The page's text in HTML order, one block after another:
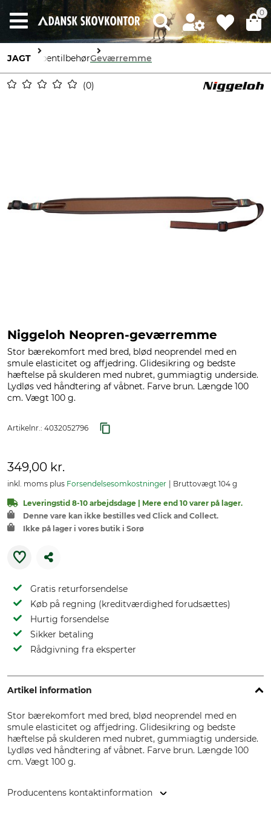
0
JAGT VåbentilbehørGeværremme
0
Niggeloh Neopren-geværremme
Stor bærekomfort med bred, blød neoprendel med en
smule elasticitet og affjedring. Glidesikring og bedste
hæftelse på skulderen med nubret, gummiagtig underside.
Lydløs ved håndtering af våbnet. Farve brun. Længde 100
cm. Vægt 100 g.
Artikelnr.: 4032052796
349,00 kr.
inkl. moms plus Forsendelsesomkostninger Bruttovægt 104 g
Leveringstid 8-10 arbejdsdage | Mere end 10 varer på lager.
Denne vare kan ikke bestilles ved Click and Collect.
Ikke på lager i vores butik i Sorø
Gratis returforsendelse
Køb på regning (kreditværdighed forudsættes)
Hurtig forsendelse
Sikker betaling
Rådgivning fra eksperter
Artikel information
Stor bærekomfort med bred, blød neoprendel med en
smule elasticitet og affjedring. Glidesikring og bedste
hæftelse på skulderen med nubret, gummiagtig underside.
Lydløs ved håndtering af våbnet. Farve brun. Længde 100
cm. Vægt 100 g.
Producentens kontaktinformation